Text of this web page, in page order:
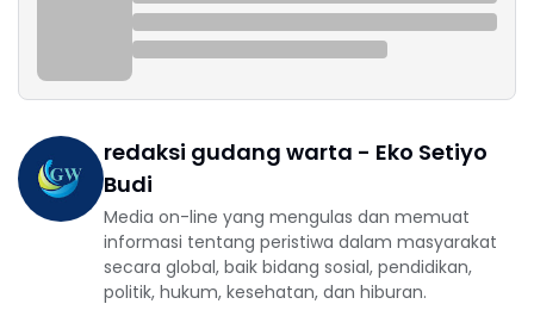
redaksi gudang warta - Eko Setiyo
Budi
Media on-line yang mengulas dan memuat
informasi tentang peristiwa dalam masyarakat
secara global, baik bidang sosial, pendidikan,
politik, hukum, kesehatan, dan hiburan.